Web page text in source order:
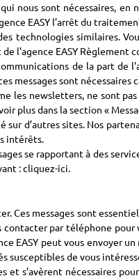
nous sont nécessaires,
EASY l’arrêt du
technologies similaires.
l'agence EASY Règlement
de la part de
messages sont
les newsletters, ne sont
plus dans la section «
d’autres sites. Nos
intérêts.
se rapportant à des
:cliquez-ici.
Ces messages sont
par téléphone
EASY peut vous envoyer
de vous
et s’avèrent nécessaires